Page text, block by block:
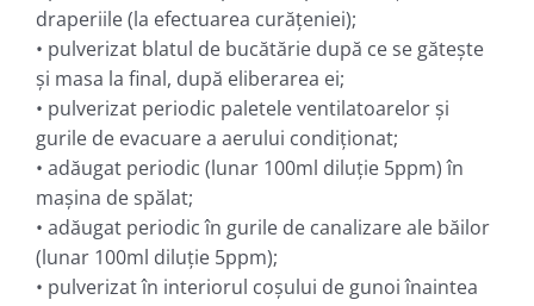
draperiile (la efectuarea curăţeniei);
• pulverizat blatul de bucătărie după ce se găteşte
şi masa la final, după eliberarea ei;
• pulverizat periodic paletele ventilatoarelor şi
gurile de evacuare a aerului condiţionat;
• adăugat periodic (lunar 100ml diluţie 5ppm) în
maşina de spălat;
• adăugat periodic în gurile de canalizare ale băilor
(lunar 100ml diluţie 5ppm);
• pulverizat în interiorul coşului de gunoi înaintea